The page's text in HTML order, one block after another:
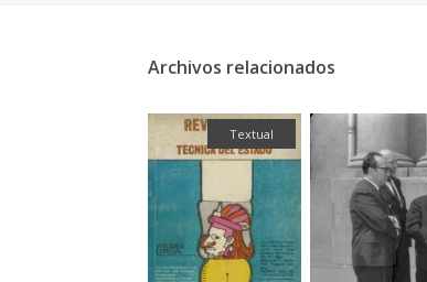
Archivos relacionados
Textual